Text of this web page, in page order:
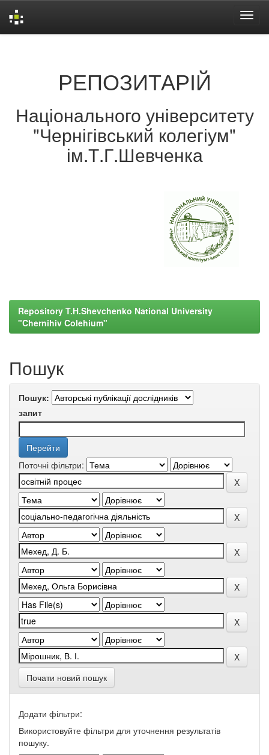
РЕПОЗИТАРІЙ
Національного університету
"Чернігівський колегіум"
ім.Т.Г.Шевченка
Repository T.H.Shevchenko National University
"Chernihiv Colehium"
Пошук
Пошук:
запит
Поточні фільтри:
Почати новий пошук
Додати фільтри:
Використовуйте фільтри для уточнення результатів
пошуку.